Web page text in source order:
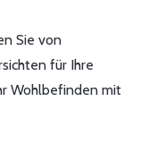
Sie von
für Ihre
Wohlbefinden mit